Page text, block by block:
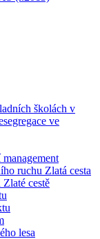
školách v
ve
ruchu Zlatá cesta
cestě
lesa